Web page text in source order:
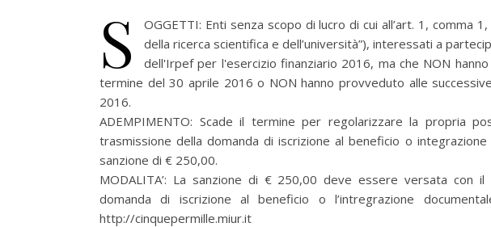
S
OGGETTI: Enti senza scopo di lucro di cui all’art. 1, comma
della ricerca scientifica e dell’università”), interessati a
dell'Irpef per l'esercizio finanziario 2016, ma che NON
termine del 30 aprile 2016 o NON hanno provveduto alle
2016.
ADEMPIMENTO: Scade il termine per regolarizzare la propria
trasmissione della domanda di iscrizione al beneficio o
sanzione di € 250,00.
MODALITA’: La sanzione di € 250,00 deve essere versata con
domanda di iscrizione al beneficio o l’intregrazione
http://cinquepermille.miur.it